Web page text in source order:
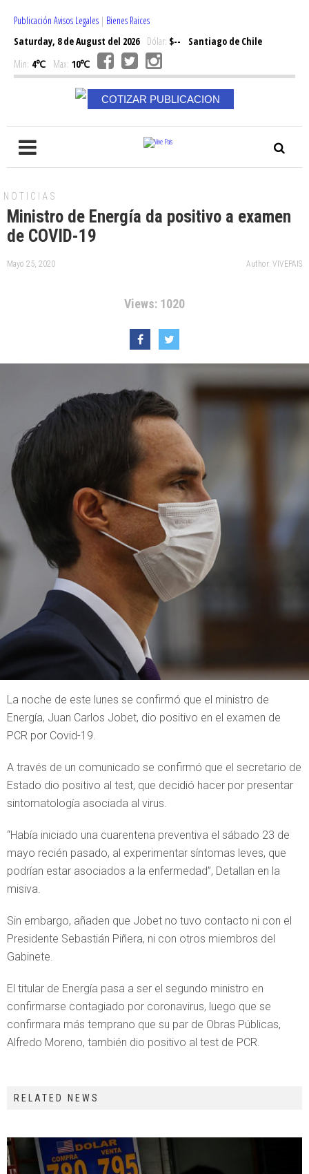
Publicación Avisos Legales | Bienes Raices
Saturday, 8 de August del 2026Dólar: $--
Santiago de Chile
Min: 4℃ Max: 10℃
COTIZAR PUBLICACION
NOTICIAS
Ministro de Energía da positivo a examen
de COVID-19
Mayo 25, 2020 Author: VIVEPAIS
Views: 1020
La noche de este lunes se confirmó que el ministro de
Energía, Juan Carlos Jobet, dio positivo en el examen de
PCR por Covid-19.
A través de un comunicado se confirmó que el secretario de
Estado dio positivo al test, que decidió hacer por presentar
sintomatología asociada al virus.
“Había iniciado una cuarentena preventiva el sábado 23 de
mayo recién pasado, al experimentar síntomas leves, que
podrían estar asociados a la enfermedad”, Detallan en la
misiva.
Sin embargo, añaden que Jobet no tuvo contacto ni con el
Presidente Sebastián Piñera, ni con otros miembros del
Gabinete.
El titular de Energía pasa a ser el segundo ministro en
confirmarse contagiado por coronavirus, luego que se
confirmara más temprano que su par de Obras Públicas,
Alfredo Moreno, también dio positivo al test de PCR.
RELATED NEWS